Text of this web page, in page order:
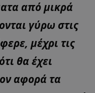
από μικρά
γύρω στις
μέχρι τις
θα έχει
αφορά τα